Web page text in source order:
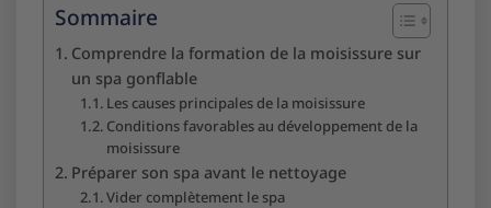
Sommaire
Comprendre la formation de la moisissure sur
un spa gonflable
Les causes principales de la moisissure
Conditions favorables au développement de la
moisissure
Préparer son spa avant le nettoyage
Vider complètement le spa